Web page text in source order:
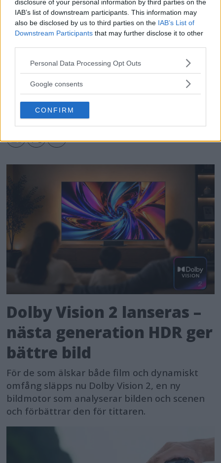
disclosure of your personal information by third parties on the
IAB’s list of downstream participants. This information may
also be disclosed by us to third parties on the IAB’s List of
Downstream Participants that may further disclose it to other
Please note that this website/app uses one or more Google
not limited to your visit or usage behaviour. You may click to
use your data for below specified purposes in below Google
consent section.
Personal Data Processing Opt Outs
Google consents
CONFIRM
Webb-tv: "I år var det
Webb-tv: Anna
Tärnhuvud tog hem
tre priser
PRESSFOTO NYHETER
FOTO
FOTOTÄVLING
Dolby Vision 2 lanseras –
nästa generation HDR ger
bättre bild
För de som älskar både film och dynamiskt
omfång släpps nu Dolby Vision 2, en ny
bildmotor som analyserar bilden och scenen
och förbättrar den för tittaren.